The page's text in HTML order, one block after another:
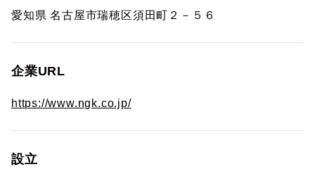
愛知県 名古屋市瑞穂区須田町２－５６
企業URL
https://www.ngk.co.jp/
設立